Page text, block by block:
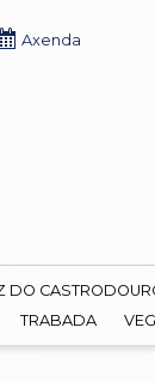
Axenda
DO
TRABADA